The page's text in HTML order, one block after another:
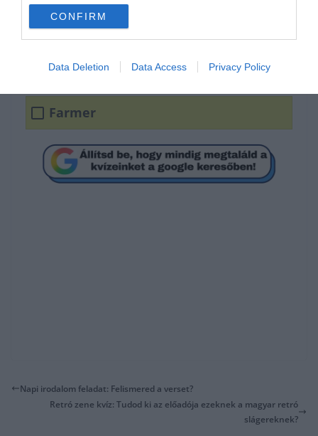
CONFIRM
Data Deletion Data Access Privacy Policy
Édesség
Cipő
Farmer
Napi irodalom feladat: Felismered a verset?
Retró zene kvíz: Tudod ki az előadója ezeknek a magyar retró
slágereknek?